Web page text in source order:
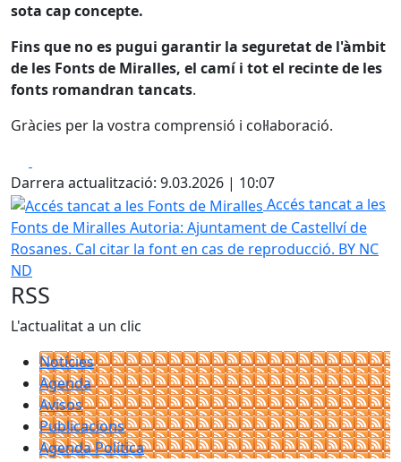
sota cap concepte.
Fins que no es pugui garantir la seguretat de l'àmbit
de les Fonts de Miralles, el camí i tot el recinte de les
fonts romandran tancats.
Gràcies per la vostra comprensió i col·laboració.
Darrera actualització: 9.03.2026 | 10:07
Accés tancat a les Fonts de Miralles
Accés tancat a les
Fonts de Miralles Autoria: Ajuntament de Castellví de
Rosanes. Cal citar la font en cas de reproducció. BY NC
ND
RSS
L'actualitat a un clic
Notícies
Agenda
Avisos
Publicacions
Agenda Política